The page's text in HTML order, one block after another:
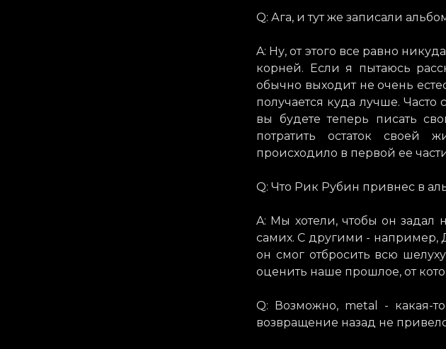
Q: Ага, и тут же записали
A: Ну, от этого все равно
корней. Если я пытаюсь
обычно выходит не очень
получается куда лучше.
вы будете теперь писать
потратить остаток своей
происходило в первой ее
Q: Что Рик Рубин привнес в
A: Мы хотели, чтобы он задал
самих. С другими -
он смог отбросить всю
оценить наше прошлое, от
Q: Возможно, metal - какая-
возвращение назад не